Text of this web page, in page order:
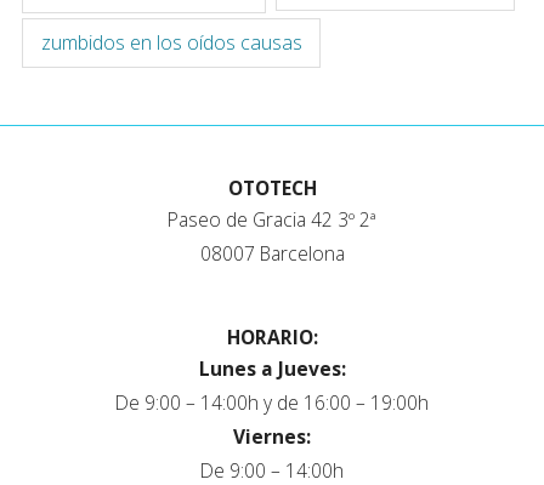
zumbidos en los oídos causas
OTOTECH
Paseo de Gracia 42 3º 2ª
08007 Barcelona
HORARIO:
Lunes a Jueves:
De 9:00 – 14:00h y de 16:00 – 19:00h
Viernes:
De 9:00 – 14:00h